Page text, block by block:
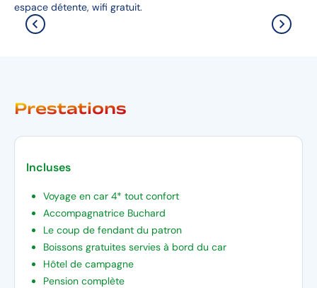
espace détente, wifi gratuit.
Prestations
Incluses
Voyage en car 4* tout confort
Accompagnatrice Buchard
Le coup de fendant du patron
Boissons gratuites servies à bord du car
Hôtel de campagne
Pension complète